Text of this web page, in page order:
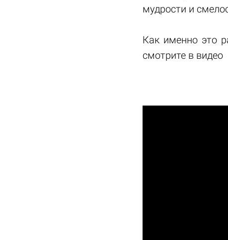
мудрости и
Как именно это
смотрите в видео